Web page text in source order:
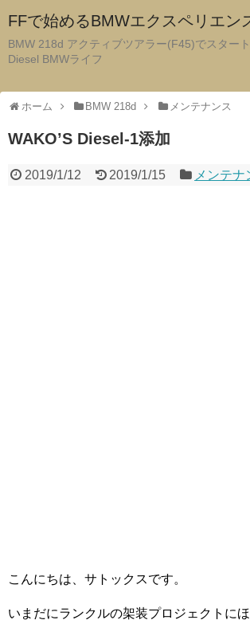
FFで始めるBMWエクスペリエン
BMW 218d アクティブツアラー(F45)でスター
Diesel BMWライフ
ホーム BMW 218d メンテナンス
WAKO’S Diesel-1添加
2019/1/12 2019/1/15 メンテナ
こんにちは、サトックスです。
いまだにランクルの架装プロジェクトに